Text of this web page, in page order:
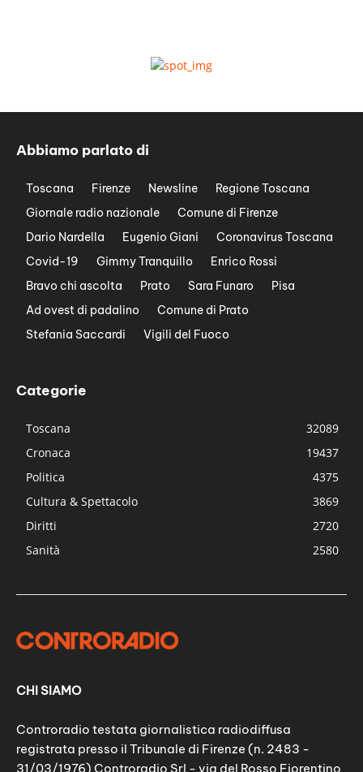
Abbiamo parlato di
Toscana Firenze Newsline
Regione Toscana
Giornale radio nazionale
Comune di Firenze
Dario Nardella
Eugenio Giani
Coronavirus Toscana
Covid-19
Gimmy Tranquillo
Enrico Rossi
Bravo chi ascolta
Prato Sara Funaro
Pisa
Ad ovest di padalino
Comune di Prato
Stefania Saccardi
Vigili del Fuoco
Categorie
Toscana
32089
Cronaca
19437
Politica
4375
Cultura & Spettacolo
3869
Diritti
2720
Sanità
2580
CHI SIAMO
Controradio testata giornalistica radiodiffusa
registrata presso il Tribunale di Firenze (n. 2483 -
31/03/1976) Controradio Srl - via del Rosso Fiorentino